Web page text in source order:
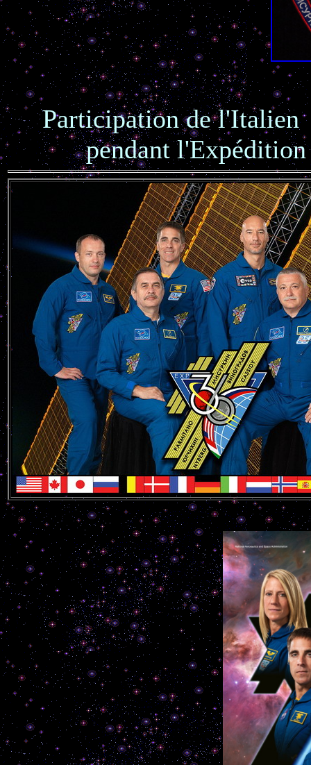
Participation de
pendant